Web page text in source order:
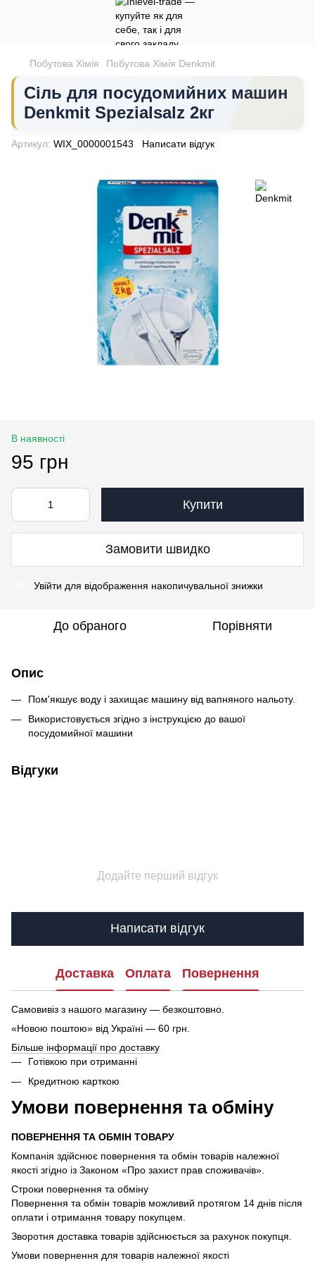
Побутова Хімія Побутова Хімія Denkmit
Сіль для посудомийних машин
Denkmit Spezialsalz 2кг
Артикул: WIX_0000001543 Написати відгук
В наявності
95 грн
Купити
Замовити швидко
Увійти для відображення накопичувальної знижки
До обраного Порівняти
Опис
Пом'якшує воду і захищає машину від вапняного нальоту.
Використовується згідно з інструкцією до вашої
посудомийної машини
Відгуки
Додайте перший відгук
Написати відгук
Доставка Оплата Повернення
Самовивіз з нашого магазину — безкоштовно.
«Новою поштою» від Україні — 60 грн.
Більше інформації про доставку
Готівкою при отриманні
Кредитною карткою
Умови повернення та обміну
ПОВЕРНЕННЯ ТА ОБМІН ТОВАРУ
Компанія здійснює повернення та обмін товарів належної
якості згідно із Законом «Про захист прав споживачів».
Строки повернення та обміну
Повернення та обмін товарів можливий протягом 14 днів після
оплати і отримання товару покупцем.
Зворотня доставка товарів здійснюється за рахунок покупця.
Умови повернення для товарів належної якості